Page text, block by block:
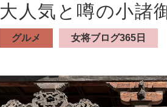
大人気と噂の小諸
グルメ 女将ブログ365日